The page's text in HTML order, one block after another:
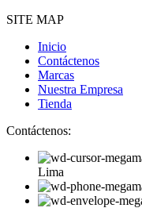
SITE MAP
Inicio
Contáctenos
Marcas
Nuestra Empresa
Tienda
Contáctenos:
Lima